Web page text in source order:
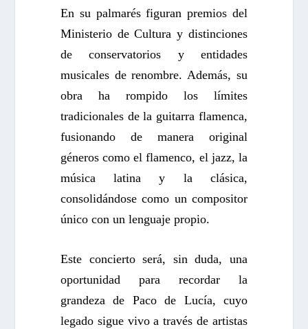
En su palmarés figuran premios del
Ministerio de Cultura y distinciones
de conservatorios y entidades
musicales de renombre. Además, su
obra ha rompido los límites
tradicionales de la guitarra flamenca,
fusionando de manera original
géneros como el flamenco, el jazz, la
música latina y la clásica,
consolidándose como un compositor
único con un lenguaje propio.
Este concierto será, sin duda, una
oportunidad para recordar la
grandeza de Paco de Lucía, cuyo
legado sigue vivo a través de artistas